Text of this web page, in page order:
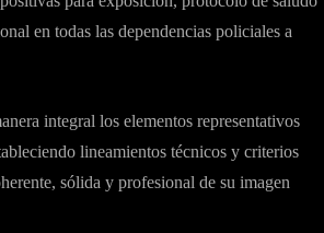
en todas las dependencias policiales a
integral los elementos representativos
lineamientos técnicos y criterios
sólida y profesional de su imagen